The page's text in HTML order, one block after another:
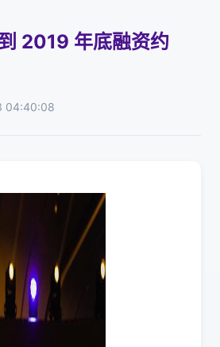
2019 年底融资约
04:40:08